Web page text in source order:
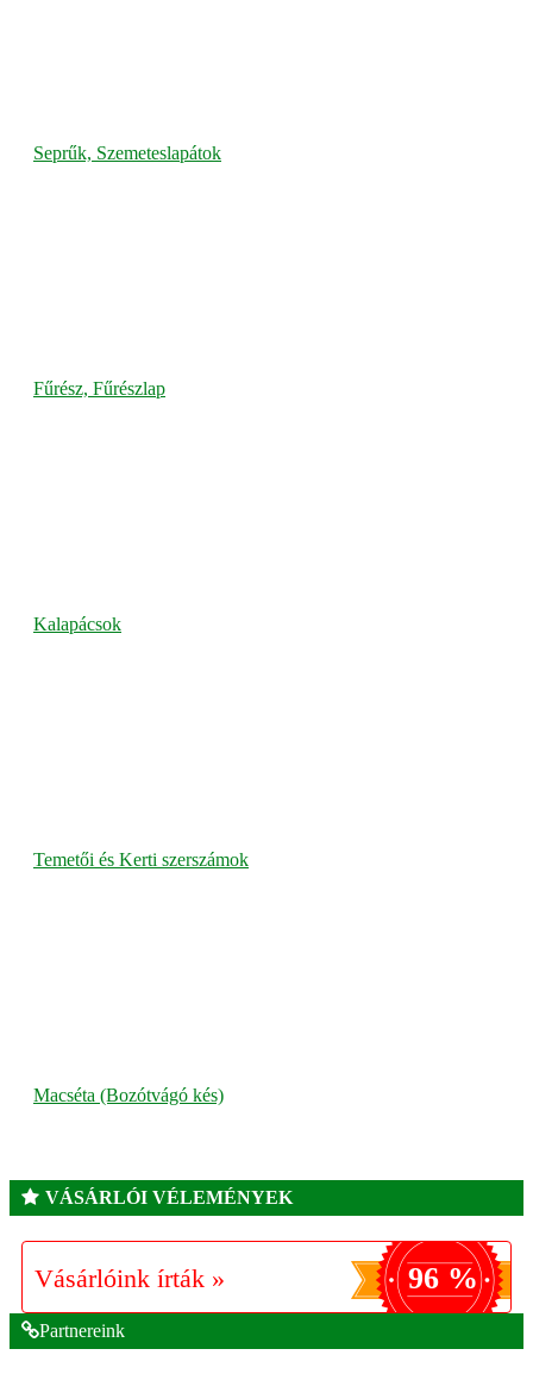
Seprűk, Szemeteslapátok
Fűrész, Fűrészlap
Kalapácsok
Temetői és Kerti szerszámok
Macséta (Bozótvágó kés)
VÁSÁRLÓI VÉLEMÉNYEK
Vásárlóink írták » 96 %
Partnereink